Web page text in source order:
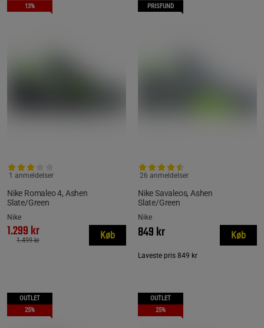
13%
Nike Romaleo 4, Ashen
Slate/Green
1 anmeldelser
Nike
1.299 kr
1.499 kr Køb
PRISFUND
Nike Savaleos, Ashen
Slate/Green
26 anmeldelser
Nike
849 kr
Laveste pris 849 kr
Køb
OUTLET
25%
OUTLET
25%